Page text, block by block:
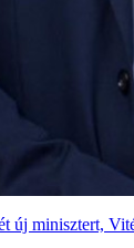
új minisztert,